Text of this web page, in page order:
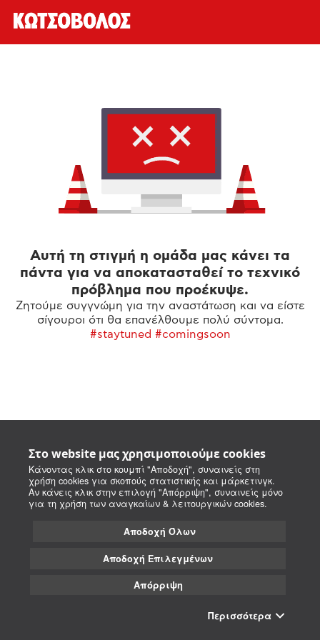
Στο website μας χρησιμοποιούμε cookies
Κάνοντας κλικ στο κουμπί "Αποδοχή", συναινείς στη
χρήση cookies για σκοπούς στατιστικής και μάρκετινγκ.
Αν κάνεις κλικ στην επιλογή "Απόρριψη", συναινείς μόνο
για τη χρήση των αναγκαίων & λειτουργικών cookies.
Αποδοχή Όλων
Αποδοχή Επιλεγμένων
Απόρριψη
Περισσότερα
Αυτή τη στιγμή η ομάδα μας κάνει τα
πάντα για να αποκατασταθεί το τεχνικό
πρόβλημα που προέκυψε.
Ζητούμε συγγνώμη για την αναστάτωση και να είστε
σίγουροι ότι θα επανέλθουμε πολύ σύντομα.
#staytuned #comingsoon